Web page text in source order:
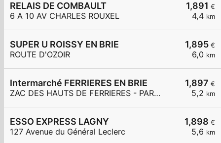
1,891 €
4,4 km
RELAIS DE COMBAULT
6 A 10 AV CHARLES ROUXEL
1,895 €
6,0 km
SUPER U ROISSY EN BRIE
ROUTE D'OZOIR
1,897 €
5,2 km
Intermarché FERRIERES EN BRIE
ZAC DES HAUTS DE FERRIERES - PARC DES MERLETTES
1,898 €
5,6 km
ESSO EXPRESS LAGNY
127 Avenue du Général Leclerc